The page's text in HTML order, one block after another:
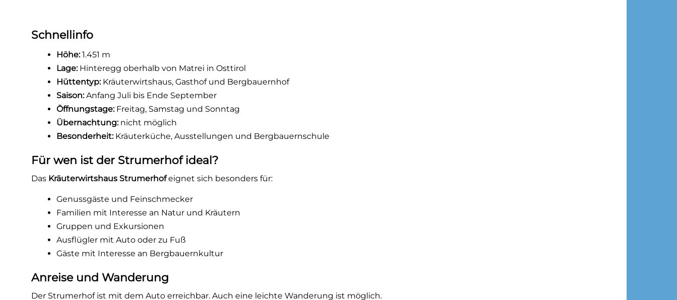
Schnellinfo
Höhe:1.451 m
Lage:Hinteregg oberhalb von Matrei in Osttirol
Hüttentyp:Kräuterwirtshaus, Gasthof und Bergbauernhof
Saison:Anfang Juli bis Ende September
Öffnungstage:Freitag, Samstag und Sonntag
Übernachtung:nicht möglich
Besonderheit:Kräuterküche, Ausstellungen und Bergbauernschule
Für wen ist der Strumerhof ideal?
Das Kräuterwirtshaus Strumerhofeignet sich besonders für:
Genussgäste und Feinschmecker
Familien mit Interesse an Natur und Kräutern
Gruppen und Exkursionen
Ausflügler mit Auto oder zu Fuß
Gäste mit Interesse an Bergbauernkultur
Anreise und Wanderung
Der Strumerhof ist mit dem Auto erreichbar. Auch eine leichte Wanderung ist möglich.